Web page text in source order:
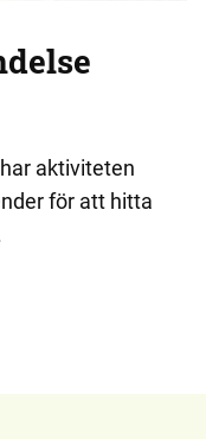
aktiviteten
för att hitta